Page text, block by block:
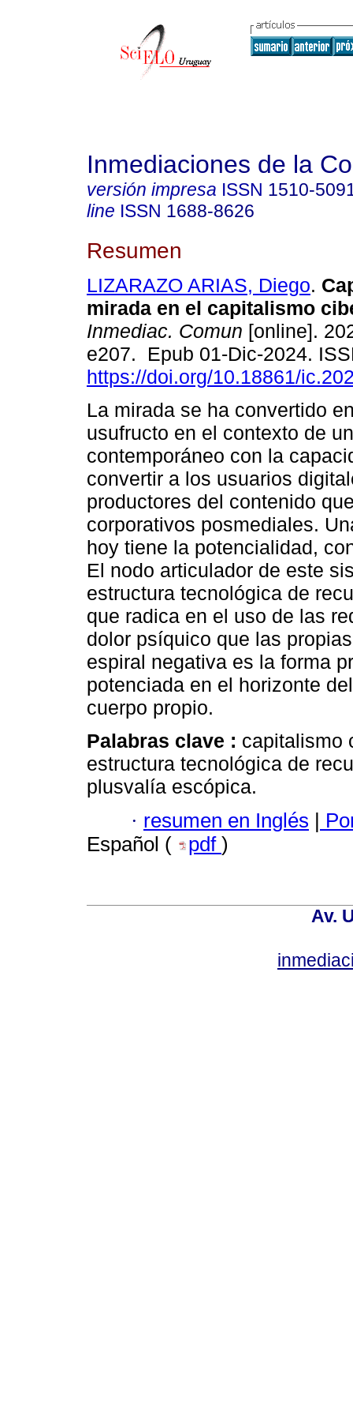
Inmediaciones de la
versión impresa ISSN 1510-
line ISSN 1688-8626
Resumen
LIZARAZO ARIAS, Diego.
mirada en el capitalismo
Inmediac. Comun [online].
e207. Epub 01-Dic-2024.
https://doi.org/10.18861/
La mirada se ha convertido
usufructo en el contexto de
contemporáneo con la
convertir a los usuarios
productores del contenido
corporativos posmediales.
hoy tiene la potencialidad,
El nodo articulador de este
estructura tecnológica de
que radica en el uso de las
dolor psíquico que las
espiral negativa es la forma
potenciada en el horizonte
cuerpo propio.
Palabras clave : capitalismo
estructura tecnológica de
plusvalía escópica.
· resumen en Inglés |
Español (
pdf )
Av.